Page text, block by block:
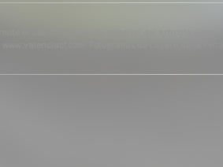
el uso del contenido editorial del artículo